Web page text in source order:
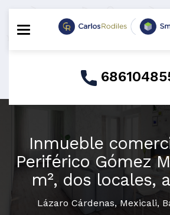
Toggle navigation
Inmueble
Periférico Gómez
m², dos locales,
Lázaro Cárdenas, Mexicali,